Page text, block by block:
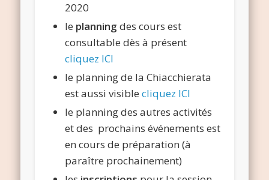
2020
le planning des cours est
consultable dès à présent
cliquez ICI
le planning de la Chiacchierata
est aussi visiblecliquez ICI
le planning des autres activités
et des prochains événements est
en cours de préparation (à
paraître prochainement)